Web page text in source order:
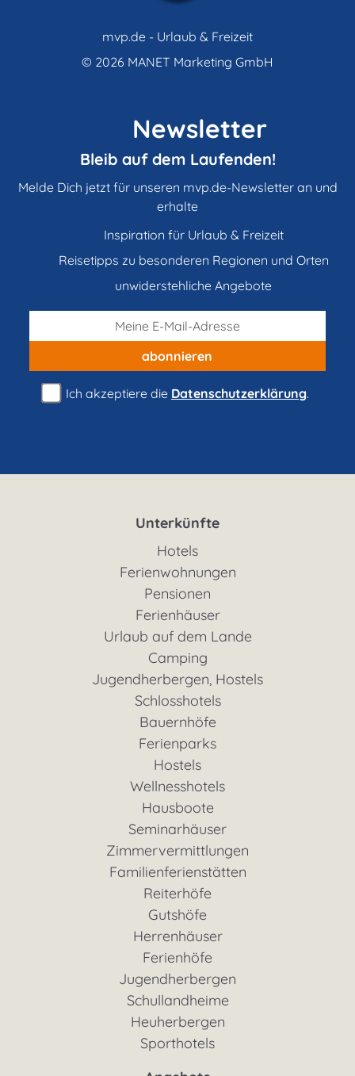
mvp.de - Urlaub & Freizeit
© 2026 MANET Marketing GmbH
Newsletter
Bleib auf dem Laufenden!
Melde Dich jetzt für unseren mvp.de-Newsletter an und
erhalte
Inspiration für Urlaub & Freizeit
Reisetipps zu besonderen Regionen und Orten
unwiderstehliche Angebote
abonnieren
Ich akzeptiere die Datenschutzerklärung.
Unterkünfte
Hotels
Ferienwohnungen
Pensionen
Ferienhäuser
Urlaub auf dem Lande
Camping
Jugendherbergen, Hostels
Schlosshotels
Bauernhöfe
Ferienparks
Hostels
Wellnesshotels
Hausboote
Seminarhäuser
Zimmervermittlungen
Familienferienstätten
Reiterhöfe
Gutshöfe
Herrenhäuser
Ferienhöfe
Jugendherbergen
Schullandheime
Heuherbergen
Sporthotels